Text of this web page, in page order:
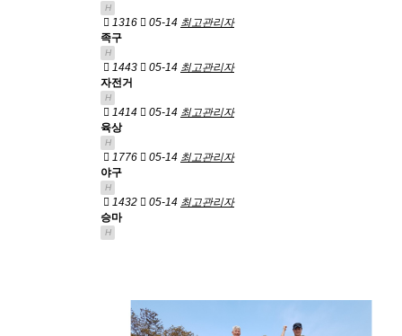
H
1316 05-14 최고관리자
족구
H
1443 05-14 최고관리자
자전거
H
1414 05-14 최고관리자
육상
H
1776 05-14 최고관리자
야구
H
1432 05-14 최고관리자
승마
H